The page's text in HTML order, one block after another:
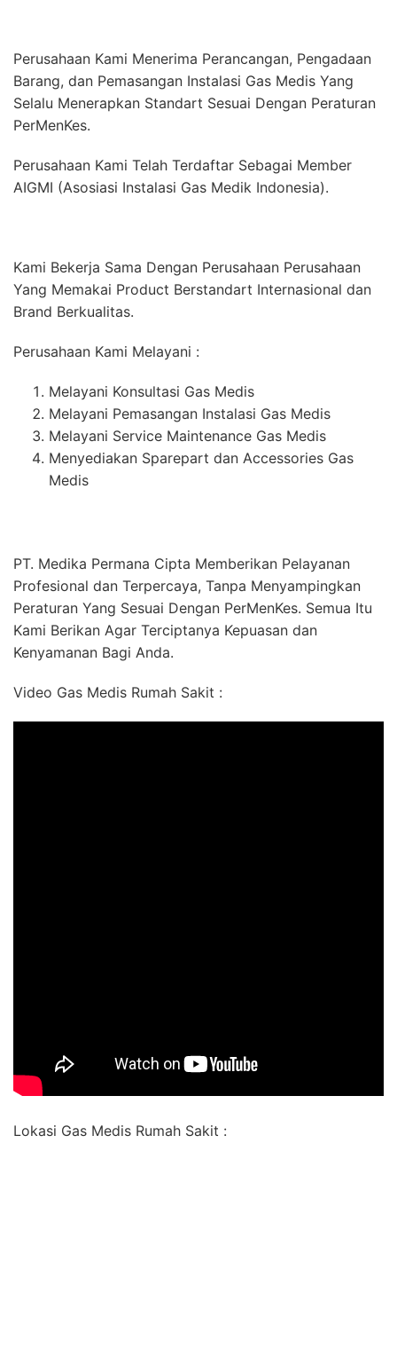
Perusahaan Kami Menerima Perancangan, Pengadaan
Barang, dan Pemasangan Instalasi Gas Medis Yang
Selalu Menerapkan Standart Sesuai Dengan Peraturan
PerMenKes.
Perusahaan Kami Telah Terdaftar Sebagai Member
AIGMI (Asosiasi Instalasi Gas Medik Indonesia).
Kami Bekerja Sama Dengan Perusahaan Perusahaan
Yang Memakai Product Berstandart Internasional dan
Brand Berkualitas.
Perusahaan Kami Melayani :
Melayani Konsultasi Gas Medis
Melayani Pemasangan Instalasi Gas Medis
Melayani Service Maintenance Gas Medis
Menyediakan Sparepart dan Accessories Gas
Medis
PT. Medika Permana Cipta Memberikan Pelayanan
Profesional dan Terpercaya, Tanpa Menyampingkan
Peraturan Yang Sesuai Dengan PerMenKes. Semua Itu
Kami Berikan Agar Terciptanya Kepuasan dan
Kenyamanan Bagi Anda.
Video Gas Medis Rumah Sakit :
Lokasi Gas Medis Rumah Sakit :